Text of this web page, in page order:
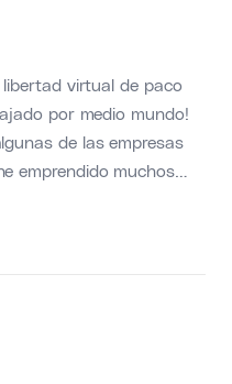
virtual de paco
por medio mundo!
de las empresas
emprendido muchos
de todo tipo. Hoy es
Cuando miro atrás,